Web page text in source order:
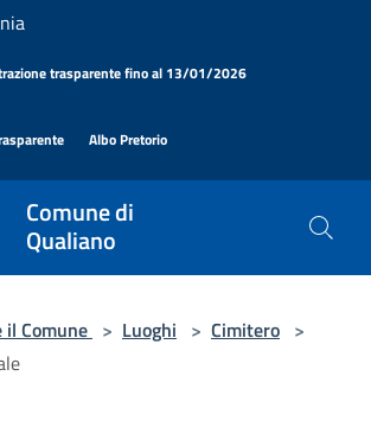
trasparente fino al 13/01/2026
Albo Pretorio
Comune di
Qualiano
il Comune > Luoghi > Cimitero >